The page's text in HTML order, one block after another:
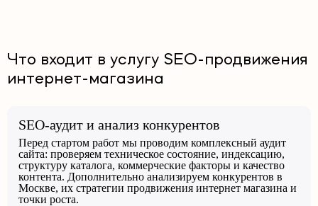
Что входит в услугу SEO-продвижения
интернет-магазина
SEO-аудит и анализ конкурентов
Перед стартом работ мы проводим комплексный аудит
сайта: проверяем техническое состояние, индексацию,
структуру каталога, коммерческие факторы и качество
контента. Дополнительно анализируем конкурентов в
Москве, их стратегии продвижения интернет магазина и
точки роста.